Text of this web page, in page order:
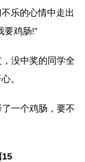
乐的心情中走出
要鸡肠!”
没中奖的同学全
。
一个鸡肠，要不
15